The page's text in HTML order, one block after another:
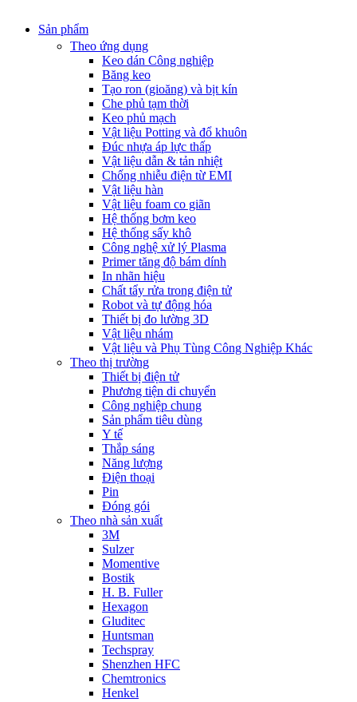
Sản phẩm
Theo ứng dụng
Keo dán Công nghiệp
Băng keo
Tạo ron (gioăng) và bịt kín
Che phủ tạm thời
Keo phủ mạch
Vật liệu Potting và đổ khuôn
Đúc nhựa áp lực thấp
Vật liệu dẫn & tản nhiệt
Chống nhiễu điện từ EMI
Vật liệu hàn
Vật liệu foam co giãn
Hệ thống bơm keo
Hệ thống sấy khô
Công nghệ xử lý Plasma
Primer tăng độ bám dính
In nhãn hiệu
Chất tẩy rửa trong điện tử
Robot và tự động hóa
Thiết bị đo lường 3D
Vật liệu nhám
Vật liệu và Phụ Tùng Công Nghiệp Khác
Theo thị trường
Thiết bị điện tử
Phương tiện di chuyển
Công nghiệp chung
Sản phẩm tiêu dùng
Y tế
Thắp sáng
Năng lượng
Điện thoại
Pin
Đóng gói
Theo nhà sản xuất
3M
Sulzer
Momentive
Bostik
H. B. Fuller
Hexagon
Gluditec
Huntsman
Techspray
Shenzhen HFC
Chemtronics
Henkel